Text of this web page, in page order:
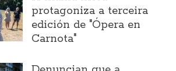
protagoniza a terceira
edición de "Ópera en
Carnota"